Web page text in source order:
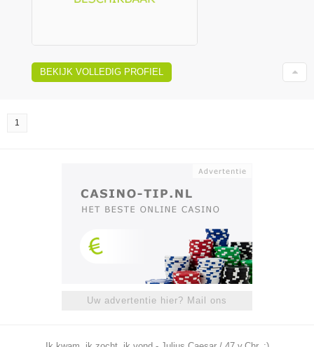
BEKIJK VOLLEDIG PROFIEL
1
Uw advertentie hier? Mail ons